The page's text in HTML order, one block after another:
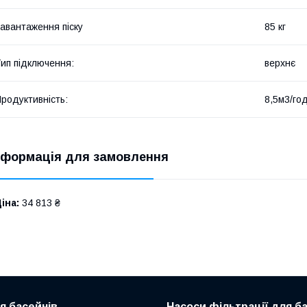
піску 85 кг
підключення: верхнє
8,5м3/год
для замовлення
34 813 ₴